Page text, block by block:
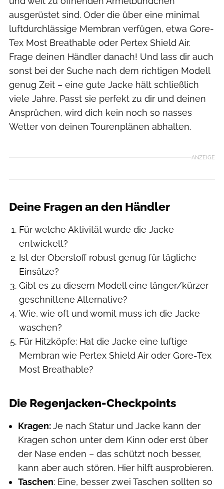
ausgerüstet sind. Oder die über eine minimal
luftdurchlässige Membran verfügen, etwa Gore-
Tex Most Breathable oder Pertex Shield Air.
Frage deinen Händler danach! Und lass dir auch
sonst bei der Suche nach dem richtigen Modell
genug Zeit – eine gute Jacke hält schließlich
viele Jahre. Passt sie perfekt zu dir und deinen
Ansprüchen, wird dich kein noch so nasses
Wetter von deinen Tourenplänen abhalten.
ANZEIGE
Deine Fragen an den Händler
Für welche Aktivität wurde die Jacke
entwickelt?
Ist der Oberstoff robust genug für tägliche
Einsätze?
Gibt es zu diesem Modell eine länger/kürzer
geschnittene Alternative?
Wie, wie oft und womit muss ich die Jacke
waschen?
Für Hitzköpfe: Hat die Jacke eine luftige
Membran wie Pertex Shield Air oder Gore-Tex
Most Breathable?
Die Regenjacken-Checkpoints
Kragen:Je nach Statur und Jacke kann der
Kragen schon unter dem Kinn oder erst über
der Nase enden – das schützt noch besser,
kann aber auch stören. Hier hilft ausprobieren.
Taschen: Eine, besser zwei Taschen sollten so